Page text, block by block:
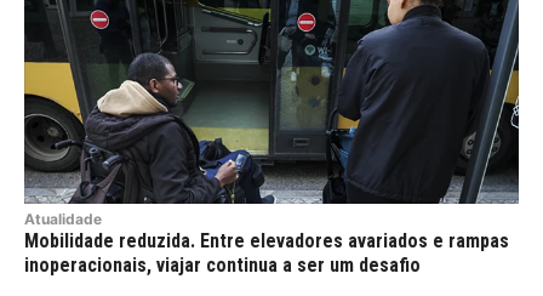
Atualidade
Mobilidade reduzida. Entre elevadores avariados e rampas
inoperacionais, viajar continua a ser um desafio